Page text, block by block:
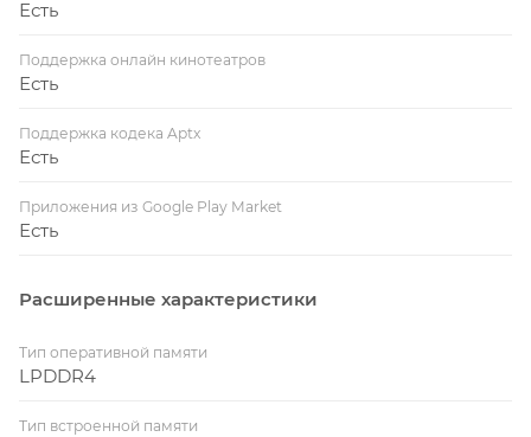
Есть
Поддержка онлайн кинотеатров
Есть
Поддержка кодека Aptx
Есть
Приложения из Google Play Market
Есть
Расширенные характеристики
Тип оперативной памяти
LPDDR4
Тип встроенной памяти